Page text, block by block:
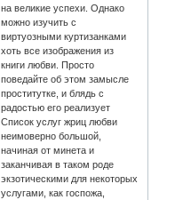
на великие успехи. Однако
можно изучить с
виртуозными куртизанками
хоть все изображения из
книги любви. Просто
поведайте об этом замысле
проститутке, и блядь с
радостью его реализует
Список услуг жриц любви
неимоверно большой,
начиная от минета и
заканчивая в таком роде
экзотическими для некоторых
услугами, как госпожа,